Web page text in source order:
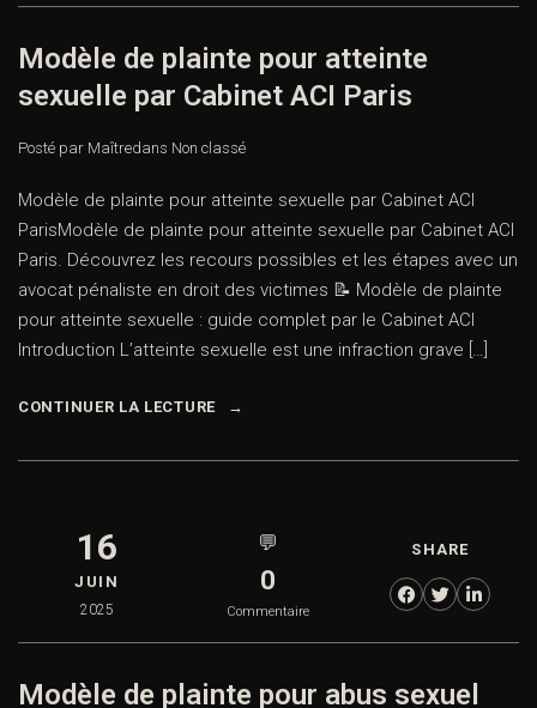
Modèle de plainte pour atteinte
sexuelle par Cabinet ACI Paris
Posté par Maîtredans Non classé
Modèle de plainte pour atteinte sexuelle par Cabinet ACI
ParisModèle de plainte pour atteinte sexuelle par Cabinet ACI
Paris. Découvrez les recours possibles et les étapes avec un
avocat pénaliste en droit des victimes 📝 Modèle de plainte
pour atteinte sexuelle : guide complet par le Cabinet ACI
Introduction L’atteinte sexuelle est une infraction grave […]
CONTINUER LA LECTURE
16
JUIN
2025
💬
0
Commentaire
SHARE
Modèle de plainte pour abus sexuel